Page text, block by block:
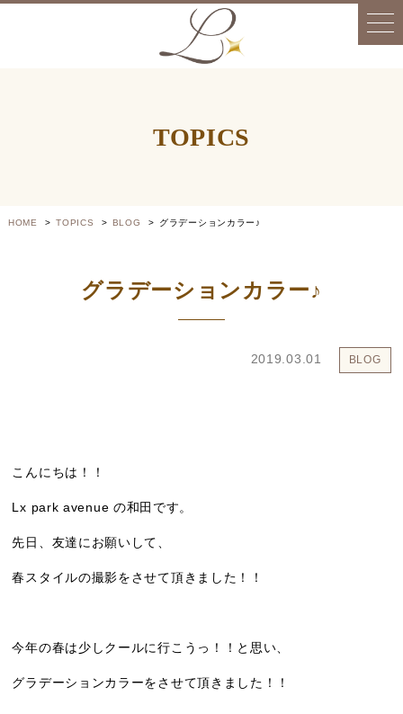
TOPICS
HOME TOPICS BLOG グラデーションカラー♪
グラデーションカラー♪
2019.03.01 BLOG
こんにちは！！
Lx park avenue の和田です。
先日、友達にお願いして、
春スタイルの撮影をさせて頂きました！！
今年の春は少しクールに行こうっ！！と思い、
グラデーションカラーをさせて頂きました！！